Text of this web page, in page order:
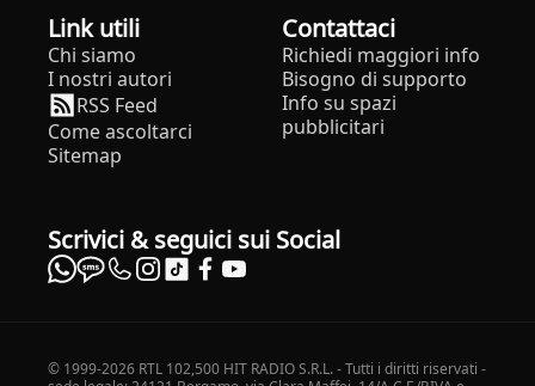
Link utili
Chi siamo
I nostri autori
RSS Feed
Come ascoltarci
Sitemap
Contattaci
Richiedi maggiori info
Bisogno di supporto
Info su spazi
pubblicitari
Scrivici & seguici sui Social
© 1999-2026 RTL 102,500 HIT RADIO S.R.L. - Tutti i diritti riservati -